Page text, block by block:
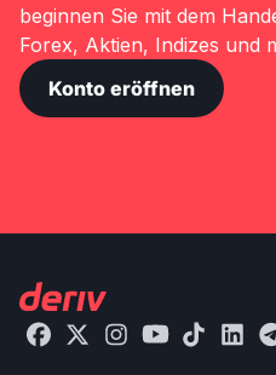
beginnen Sie mit dem
Forex, Aktien, Indizes und
Konto eröffnen